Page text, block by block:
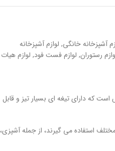
آشپزخانه خانگی, لوازم آشپزخانه
رستوران, لوازم فست فود, لوازم هیات
که دارای تیغه ای بسیار تیز و قابل
استفاده می گیرند، از جمله آشپزی،